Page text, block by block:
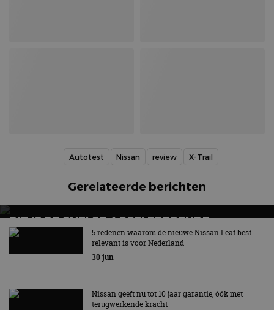
Autotest Nissan review X-Trail
Gerelateerde berichten
DIT IS DE SNELST ACCELERERENDE
RACEAUTO VAN NISSAN
Nieuwe Formula E GEN4-raceauto van Nissan
5 redenen waarom de nieuwe Nissan Leaf best
relevant is voor Nederland
30 jun
Nissan geeft nu tot 10 jaar garantie, óók met
terugwerkende kracht